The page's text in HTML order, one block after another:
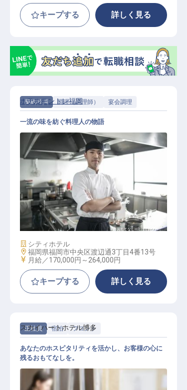
キープする 詳しく見る
契約社員 調理（調理師） 宴会調理
調理スタッフ（契約社員）
ホテルモントレ福岡
一流の味を紡ぐ料理人の物語
施設業態
シティホテル
勤務地
福岡県福岡市中央区渡辺通3丁目4番13号
給与
月給／170,000円～ 264,000円
キープする 詳しく見る
正社員 宿泊 フロント
スカイハートホテル博多
あなたのホスピタリティを活かし、お客様の心に
残るおもてなしを。